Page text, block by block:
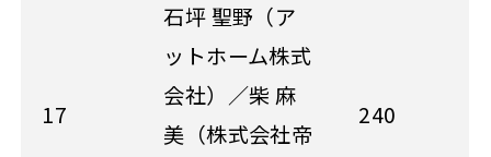
17
石坪 聖野（ア
ットホーム株式
会社）／柴 麻
美（株式会社帝
240